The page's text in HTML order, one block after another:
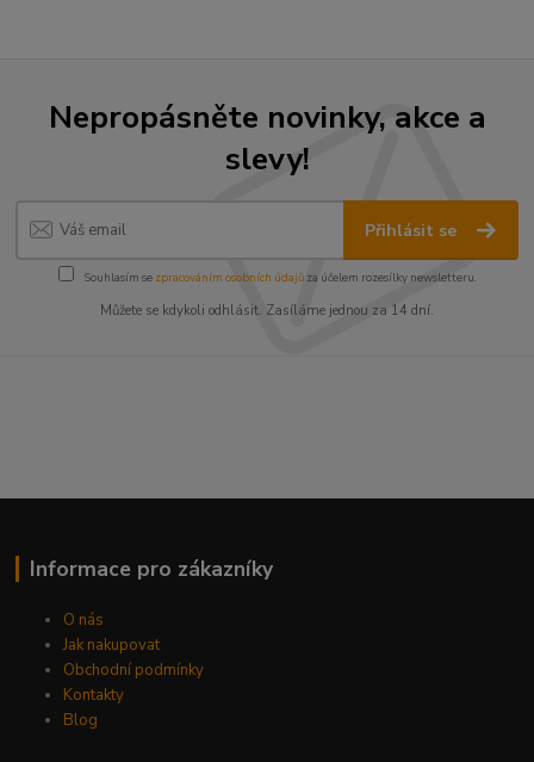
Nepropásněte novinky, akce a
slevy!
Přihlásit se
Souhlasím se zpracováním osobních údajůza účelem rozesílky newsletteru.
Můžete se kdykoli odhlásit. Zasíláme jednou za 14 dní.
Informace pro zákazníky
O nás
Jak nakupovat
Obchodní podmínky
Kontakty
Blog